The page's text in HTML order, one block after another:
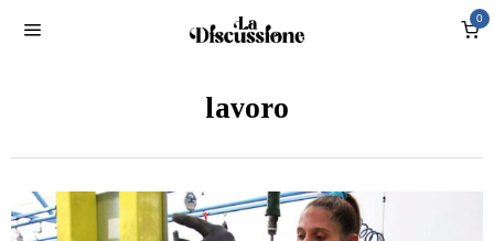
0
lavoro